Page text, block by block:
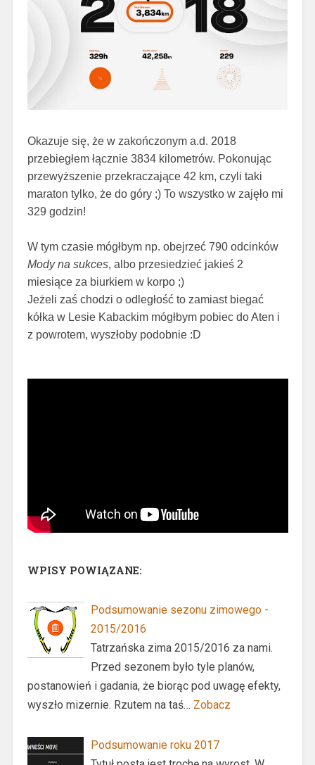
Okazuje się, że w zakończonym a.d. 2018
przebiegłem łącznie 3834 kilometrów. Pokonując
przewyższenie przekraczające 42 km, czyli taki
maraton tylko, że do góry ;) To wszystko w zajęło mi
329 godzin!
W tym czasie mógłbym np. obejrzeć 790 odcinków
Mody na sukces, albo przesiedzieć jakieś 2
miesiące za biurkiem w korpo ;)
Jeżeli zaś chodzi o odległość to zamiast biegać
kółka w Lesie Kabackim mógłbym pobiec do Aten i
z powrotem, wyszłoby podobnie :D
WPISY POWIĄZANE:
Podsumowanie sezonu zimowego -
2015/2016
Tatrzańska zima 2015/2016 za nami.
Przed sezonem było tyle planów,
postanowień i gadania, że biorąc pod uwagę efekty,
wyszło mizernie. Rzutem na taś… Zobacz
Podsumowanie roku 2017